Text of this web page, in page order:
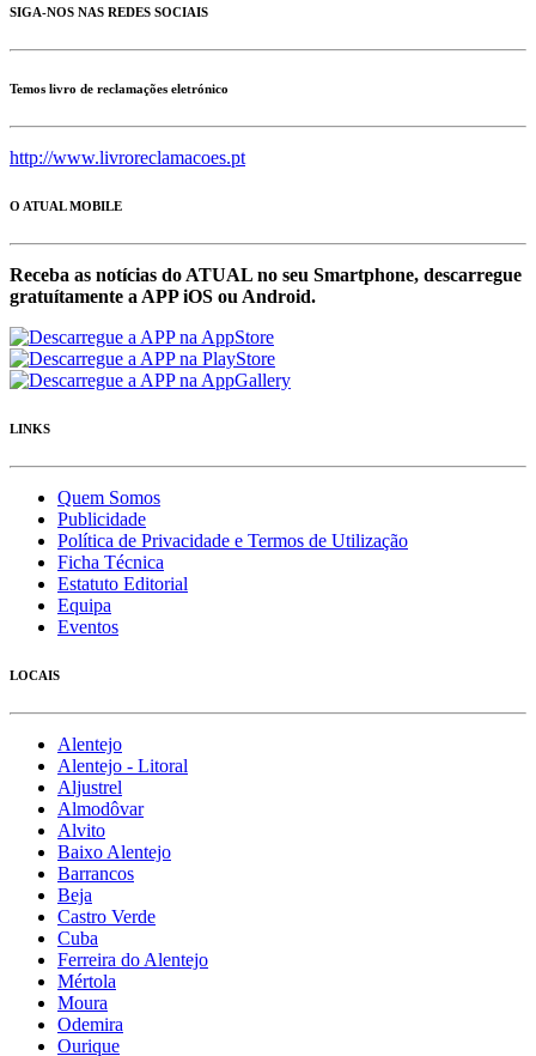
SIGA-NOS NAS REDES SOCIAIS
Temos livro de reclamações eletrónico
http://www.livroreclamacoes.pt
O ATUAL MOBILE
Receba as notícias do ATUAL no seu Smartphone, descarregue
gratuítamente a APP iOS ou Android.
LINKS
Quem Somos
Publicidade
Política de Privacidade e Termos de Utilização
Ficha Técnica
Estatuto Editorial
Equipa
Eventos
LOCAIS
Alentejo
Alentejo - Litoral
Aljustrel
Almodôvar
Alvito
Baixo Alentejo
Barrancos
Beja
Castro Verde
Cuba
Ferreira do Alentejo
Mértola
Moura
Odemira
Ourique